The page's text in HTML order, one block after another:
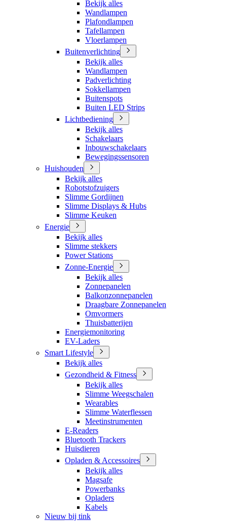
Bekijk alles
Wandlampen
Plafondlampen
Tafellampen
Vloerlampen
Buitenverlichting
Bekijk alles
Wandlampen
Padverlichting
Sokkellampen
Buitenspots
Buiten LED Strips
Lichtbediening
Bekijk alles
Schakelaars
Inbouwschakelaars
Bewegingssensoren
Huishouden
Bekijk alles
Robotstofzuigers
Slimme Gordijnen
Slimme Displays & Hubs
Slimme Keuken
Energie
Bekijk alles
Slimme stekkers
Power Stations
Zonne-Energie
Bekijk alles
Zonnepanelen
Balkonzonnepanelen
Draagbare Zonnepanelen
Omvormers
Thuisbatterijen
Energiemonitoring
EV-Laders
Smart Lifestyle
Bekijk alles
Gezondheid & Fitness
Bekijk alles
Slimme Weegschalen
Wearables
Slimme Waterflessen
Meetinstrumenten
E-Readers
Bluetooth Trackers
Huisdieren
Opladen & Accessoires
Bekijk alles
Magsafe
Powerbanks
Opladers
Kabels
Nieuw bij tink